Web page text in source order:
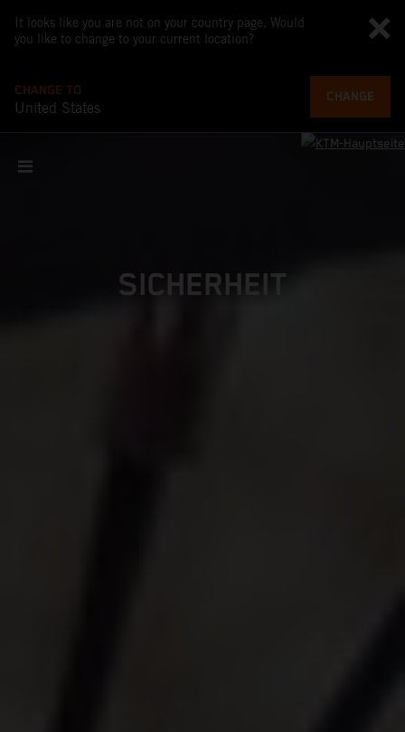
It looks like you are not on your country page. Would
you like to change to your current location?
CHANGE TO
United States
CHANGE
SICHERHEIT